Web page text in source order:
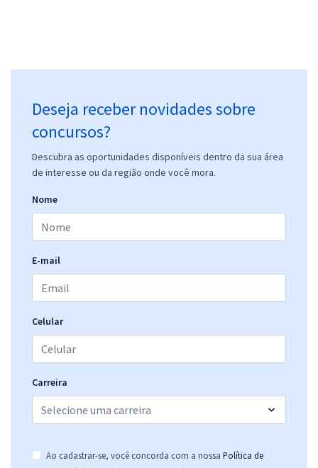
Deseja receber novidades sobre
concursos?
Descubra as oportunidades disponíveis dentro da sua área
de interesse ou da região onde você mora.
Nome
E-mail
Celular
Carreira
Ao cadastrar-se, você concorda com a nossa Política de